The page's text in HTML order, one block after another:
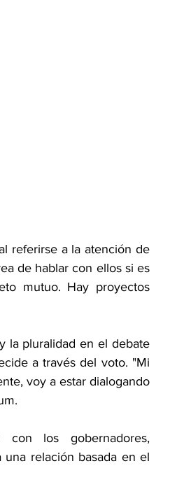
referirse a la atención de
de hablar con ellos si es
mutuo. Hay proyectos
la pluralidad en el debate
a través del voto. "Mi
voy a estar dialogando
los gobernadores,
relación basada en el